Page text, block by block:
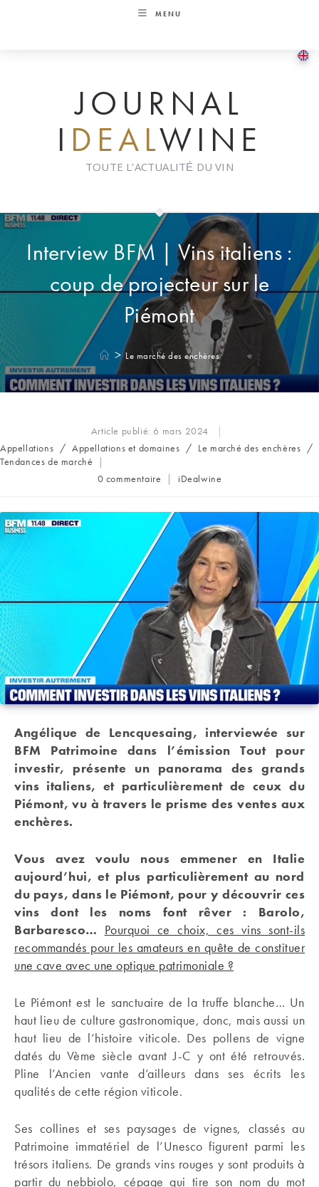
MENU
JOURNAL
I DEALWINE
TOUTE L'ACTUALITÉ DU VIN
Interview BFM | Vins italiens :
coup de projecteur sur le
Piémont
> Le marché des enchères
Article publié: 6 mars 2024
Post
category:
Appellations / Appellations et domaines / Le marché des enchères /
Tendances de marché
Commentaires
0 commentaire
Auteur/autrice
publication :
iDealwine
Angélique de Lencquesaing, interviewée sur
BFM Patrimoine dans l’émission Tout pour
investir, présente un panorama des grands
vins italiens, et particulièrement de ceux du
Piémont, vu à travers le prisme des ventes aux
enchères.
Vous avez voulu nous emmener en Italie
aujourd’hui, et plus particulièrement au nord
du pays, dans le Piémont, pour y découvrir ces
vins dont les noms font rêver : Barolo,
Barbaresco… Pourquoi ce choix, ces vins sont-ils
recommandés pour les amateurs en quête de constituer
une cave avec une optique patrimoniale ?
Le Piémont est le sanctuaire de la truffe blanche… Un
haut lieu de culture gastronomique, donc, mais aussi un
haut lieu de l’histoire viticole. Des pollens de vigne
datés du Vème siècle avant J-C y ont été retrouvés.
Pline l’Ancien vante d’ailleurs dans ses écrits les
qualités de cette région viticole.
Ses collines et ses paysages de vignes, classés au
Patrimoine immatériel de l’Unesco figurent parmi les
trésors italiens. De grands vins rouges y sont produits à
partir du nebbiolo, cépage qui tire son nom du mot